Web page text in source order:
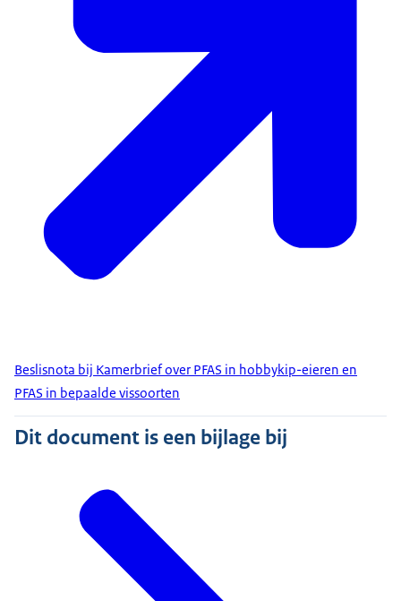
Beslisnota bij Kamerbrief over PFAS in hobbykip-eieren en
PFAS in bepaalde vissoorten
Dit document is een bijlage bij